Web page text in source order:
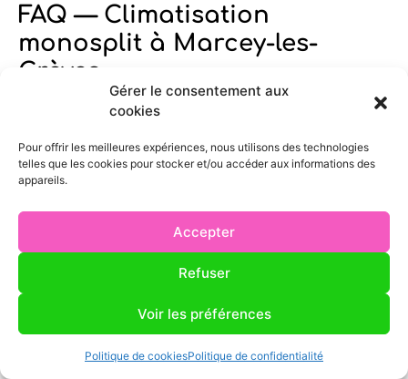
Gérer le consentement aux
cookies
Pour offrir les meilleures expériences, nous utilisons des technologies
telles que les cookies pour stocker et/ou accéder aux informations des
appareils.
Accepter
Refuser
Voir les préférences
Politique de cookiesPolitique de confidentialité
FAQ — Climatisation
monosplit à Marcey-les-
Grèves
Intervenez-vous à Marcey-les-Grèves pour
la climatisation monosplit ?
Quel est le prix d’une climatisation monosplit
à Marcey-les-Grèves ?
Quel délai pour installer une climatisation
monosplit à Marcey-les-Grèves ?